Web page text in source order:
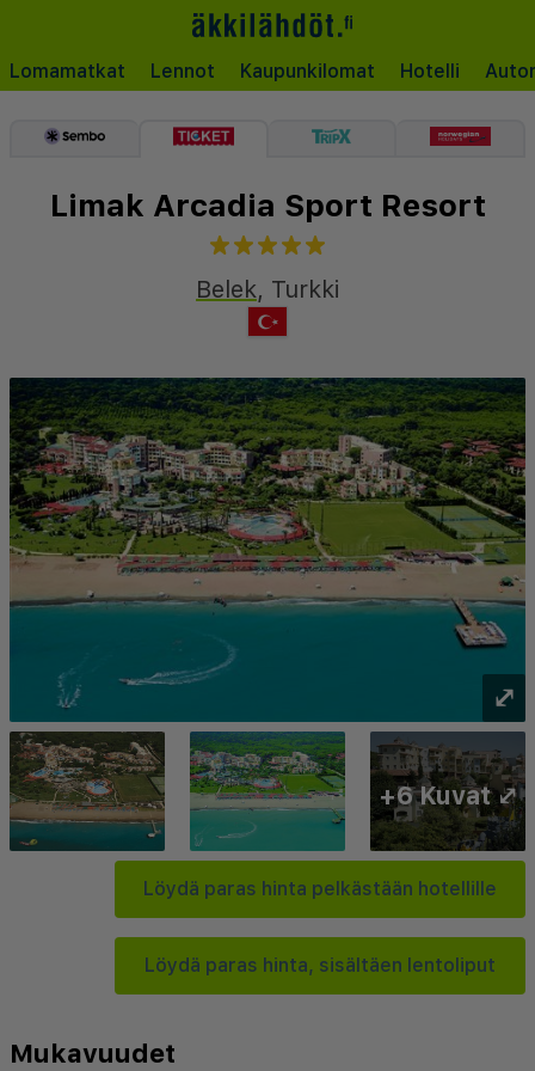
Lomamatkat Lennot Kaupunkilomat Hotelli
Limak Arcadia Sport Resort
Belek, Turkki
⤢
Löydä paras hinta pelkästään hotellille
Löydä paras hinta, sisältäen lentoliput
+6 Kuvat ⤢
Mukavuudet